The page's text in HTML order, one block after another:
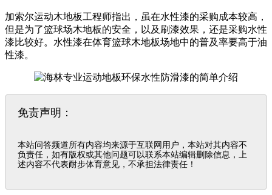
加索尔运动木地板工程师指出，虽在水性漆的采购成本较高，
但是为了篮球场木地板的安全，以及刷漆效果，还是采购水性
漆比较好。水性漆在体育篮球木地板场地中的普及率要高于油
性漆。
免责声明：
本站问答频道所有内容均来源于互联网用户，本站对其内容不
负责任，如有版权或其他问题可以联系本站编辑删除信息，上
述内容不代表耐步体育意见，不承担法律责任！